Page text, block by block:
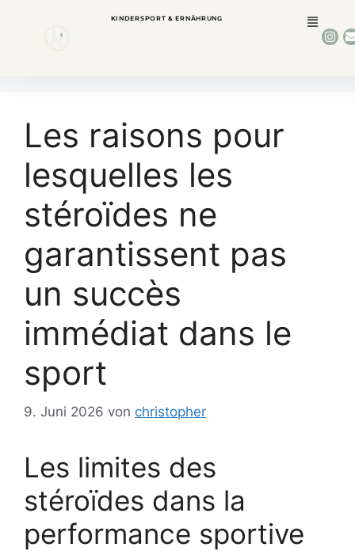
KINDERSPORT & ERNÄHRUNG
Les raisons pour
lesquelles les
stéroïdes ne
garantissent pas
un succès
immédiat dans le
sport
9. Juni 2026 von christopher
Les limites des
stéroïdes dans la
performance sportive